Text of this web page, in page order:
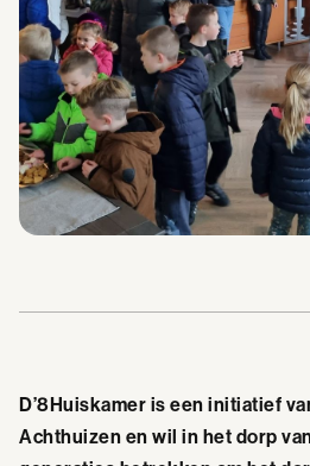
D’8Huiskamer is een initiatief
Achthuizen en wil in het dorp